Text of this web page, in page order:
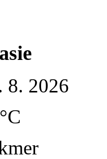
8. 2026